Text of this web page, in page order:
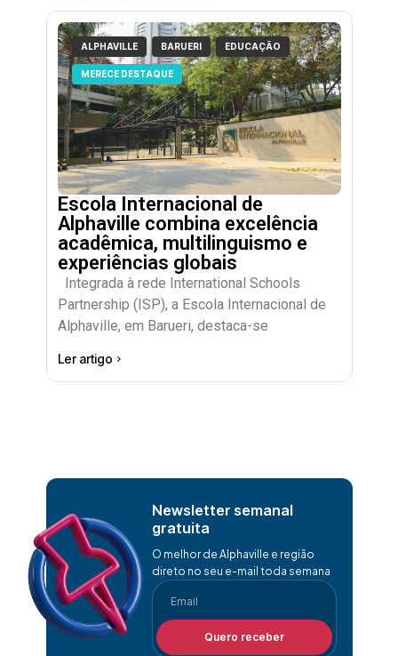
ALPHAVILLE BARUERI EDUCAÇÃO
MERECE DESTAQUE
Escola Internacional de
Alphaville combina excelência
acadêmica, multilinguismo e
experiências globais
Integrada à rede International Schools
Partnership (ISP), a Escola Internacional de
Alphaville, em Barueri, destaca-se
Ler artigo
Newsletter semanal
gratuita
O melhor de Alphaville e região
direto no seu e-mail toda semana
Quero receber